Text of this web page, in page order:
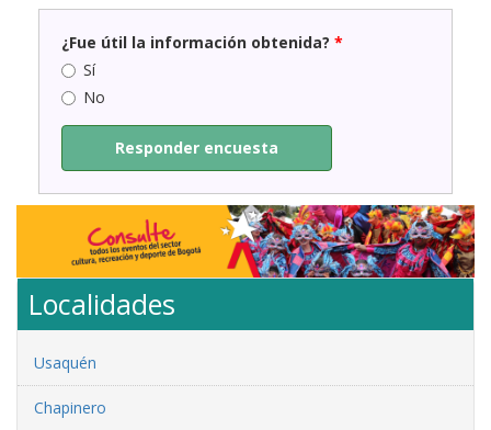
¿Fue útil la información obtenida? *
Sí
No
Responder encuesta
Localidades
Usaquén
Chapinero